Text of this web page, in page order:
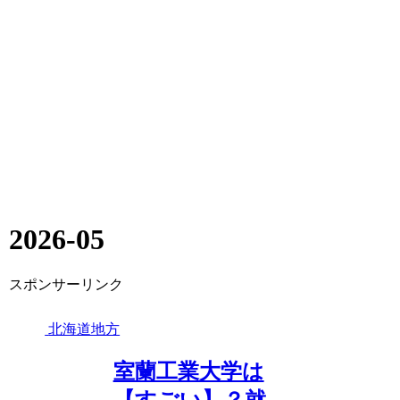
2026-05
スポンサーリンク
北海道地方
室蘭工業大学は